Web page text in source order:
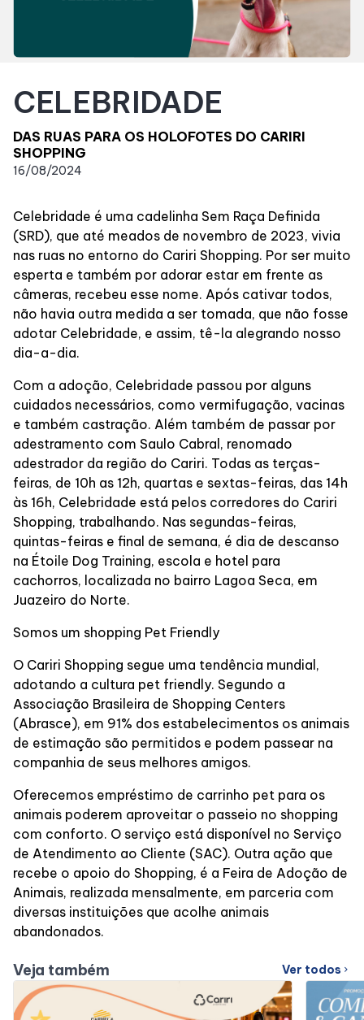
Eventos
Fique por Dentro
Lojas e Restaurantes
Lojas
Compre Online
Delivery de Alimentação
Programa de benefícios
CELEBRIDADE
DAS RUAS PARA OS HOLOFOTES DO CARIRI
SHOPPING
16/08/2024
Celebridade é uma cadelinha Sem Raça Definida
(SRD), que até meados de novembro de 2023, vivia
nas ruas no entorno do Cariri Shopping. Por ser muito
esperta e também por adorar estar em frente as
câmeras, recebeu esse nome. Após cativar todos,
não havia outra medida a ser tomada, que não fosse
adotar Celebridade, e assim, tê-la alegrando nosso
dia-a-dia.
Com a adoção, Celebridade passou por alguns
cuidados necessários, como vermifugação, vacinas
e também castração. Além também de passar por
adestramento com Saulo Cabral, renomado
adestrador da região do Cariri. Todas as terças-
feiras, de 10h as 12h, quartas e sextas-feiras, das 14h
às 16h, Celebridade está pelos corredores do Cariri
Shopping, trabalhando. Nas segundas-feiras,
quintas-feiras e final de semana, é dia de descanso
na Étoile Dog Training, escola e hotel para
cachorros, localizada no bairro Lagoa Seca, em
Juazeiro do Norte.
Somos um shopping Pet Friendly
O Cariri Shopping segue uma tendência mundial,
adotando a cultura pet friendly. Segundo a
Associação Brasileira de Shopping Centers
(Abrasce), em 91% dos estabelecimentos os animais
de estimação são permitidos e podem passear na
companhia de seus melhores amigos.
Oferecemos empréstimo de carrinho pet para os
animais poderem aproveitar o passeio no shopping
com conforto. O serviço está disponível no Serviço
de Atendimento ao Cliente (SAC). Outra ação que
recebe o apoio do Shopping, é a Feira de Adoção de
Animais, realizada mensalmente, em parceria com
diversas instituições que acolhe animais
abandonados.
Veja também Ver todos chevron_right